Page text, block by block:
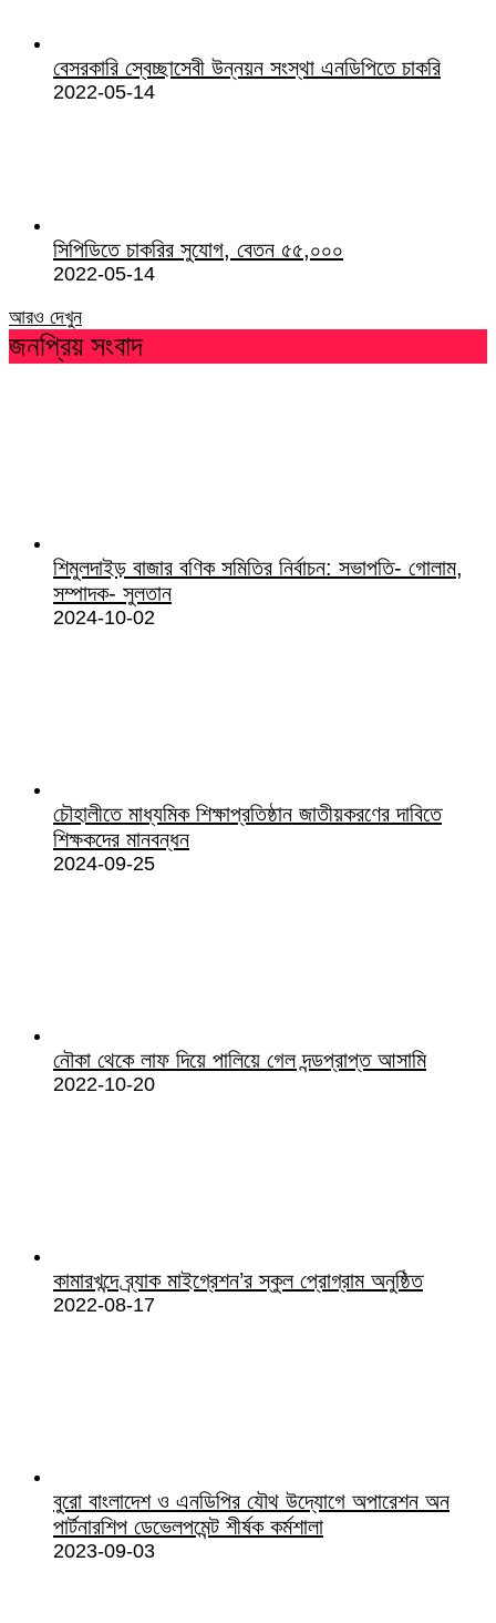
বেসরকারি স্বেচ্ছাসেবী উন্নয়ন সংস্থা এনডিপিতে চাকরি
2022-05-14
সিপিডিতে চাকরির সুযোগ, বেতন ৫৫,০০০
2022-05-14
আরও দেখুন
জনপ্রিয় সংবাদ
শিমুলদাইড় বাজার বণিক সমিতির নির্বাচন: সভাপতি- গোলাম,
সম্পাদক- সুলতান
2024-10-02
চৌহালীতে মাধ্যমিক শিক্ষাপ্রতিষ্ঠান জাতীয়করণের দাবিতে
শিক্ষকদের মানবন্ধন
2024-09-25
নৌকা থেকে লাফ দিয়ে পালিয়ে গেল দন্ডপ্রাপ্ত আসামি
2022-10-20
কামারখন্দে ব্র্যাক মাইগ্রেশন’র স্কুল প্রোগ্রাম অনুষ্ঠিত
2022-08-17
বুরো বাংলাদেশ ও এনডিপির যৌথ উদ্যোগে অপারেশন অন
পার্টনারশিপ ডেভেলপমেন্ট শীর্ষক কর্মশালা
2023-09-03